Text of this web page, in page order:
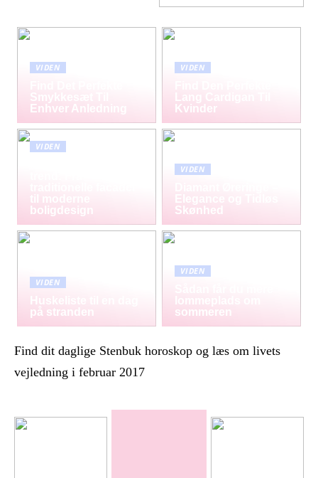
VIDEN
Smykkesæt Til
Enhver Anledning
VIDEN
Lang Cardigan Til
Kvinder
VIDEN
til moderne
boligdesign
VIDEN
Elegance og Tidløs
Skønhed
VIDEN
Huskeliste til en dag
på stranden
VIDEN
lommeplads om
sommeren
Find dit daglige Stenbuk horoskop og læs om livets
vejledning i februar 2017